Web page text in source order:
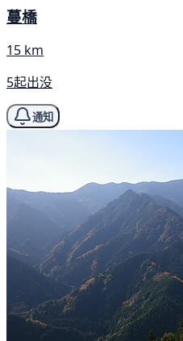
蔓橋
15 km
5起出没
通知